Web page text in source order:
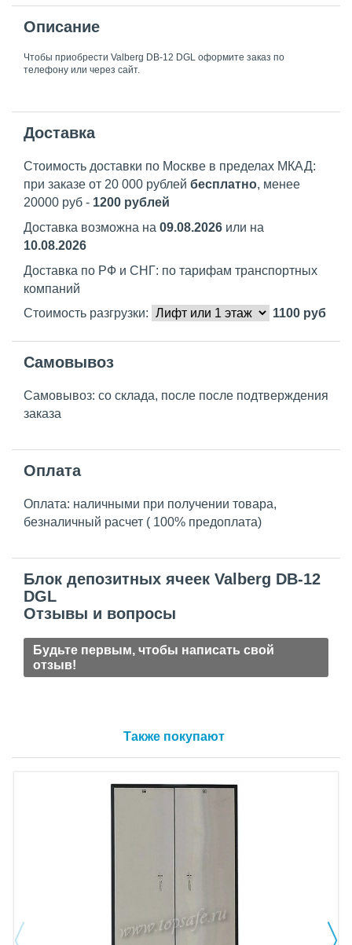
Описание
Чтобы приобрести Valberg DB-12 DGL оформите заказ по
телефону или через сайт.
Доставка
Стоимость доставки по Москве в пределах МКАД:
при заказе от 20 000 рублей бесплатно, менее
20000 руб - 1200 рублей
Доставка возможна на 09.08.2026 или на
10.08.2026
Доставка по РФ и СНГ: по тарифам транспортных
компаний
Стоимость разгрузки:
1100 руб
Самовывоз
Самовывоз: со склада, после после подтверждения
заказа
Оплата
Оплата: наличными при получении товара,
безналичный расчет ( 100% предоплата)
Блок депозитных ячеек Valberg DB-12
DGL
Отзывы и вопросы
Будьте первым, чтобы написать свой
отзыв!
Также покупают